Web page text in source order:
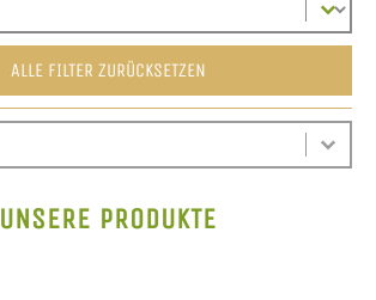
ALLE FILTER ZURÜCKSETZEN
UNSERE PRODUKTE